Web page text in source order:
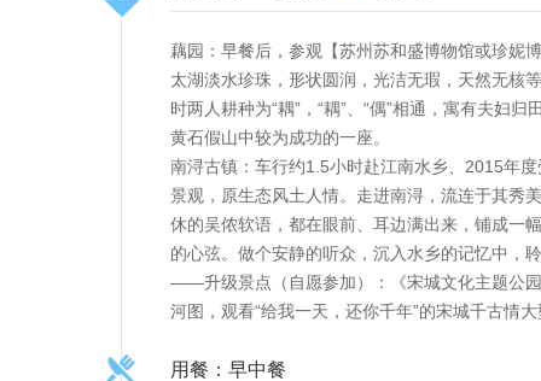
藕园：早餐后，参观【苏州苏和盛博物馆或珍妮
太湖淡水珍珠，形状圆润，光洁无瑕，天然无
时两人耕种为“耦”，“耦”、“偶”相通，寓有夫妇
黄石假山中较为成功的一座。
南浔古镇：车行约1.5小时赴江南水乡、2015年
景观，原生态风土人情。走进南浔，流连于其秀
休的吴侬软语，都在眼前、耳边满出来，铺成一
的心弦。做个安静的听众，沉入水乡的记忆中，
——升级景点（自愿参加）：《宋城文化主题公
河图，观看“给我一天，还你千年”的宋城千古情
用餐：早中餐